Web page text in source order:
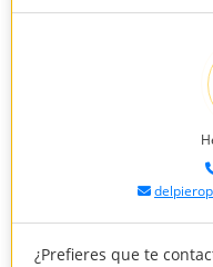
¿Prefieres que te